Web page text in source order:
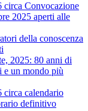
circa Convocazione
2025 aperti alle
della conoscenza
2025: 80 anni di
e un mondo più
circa calendario
definitivo